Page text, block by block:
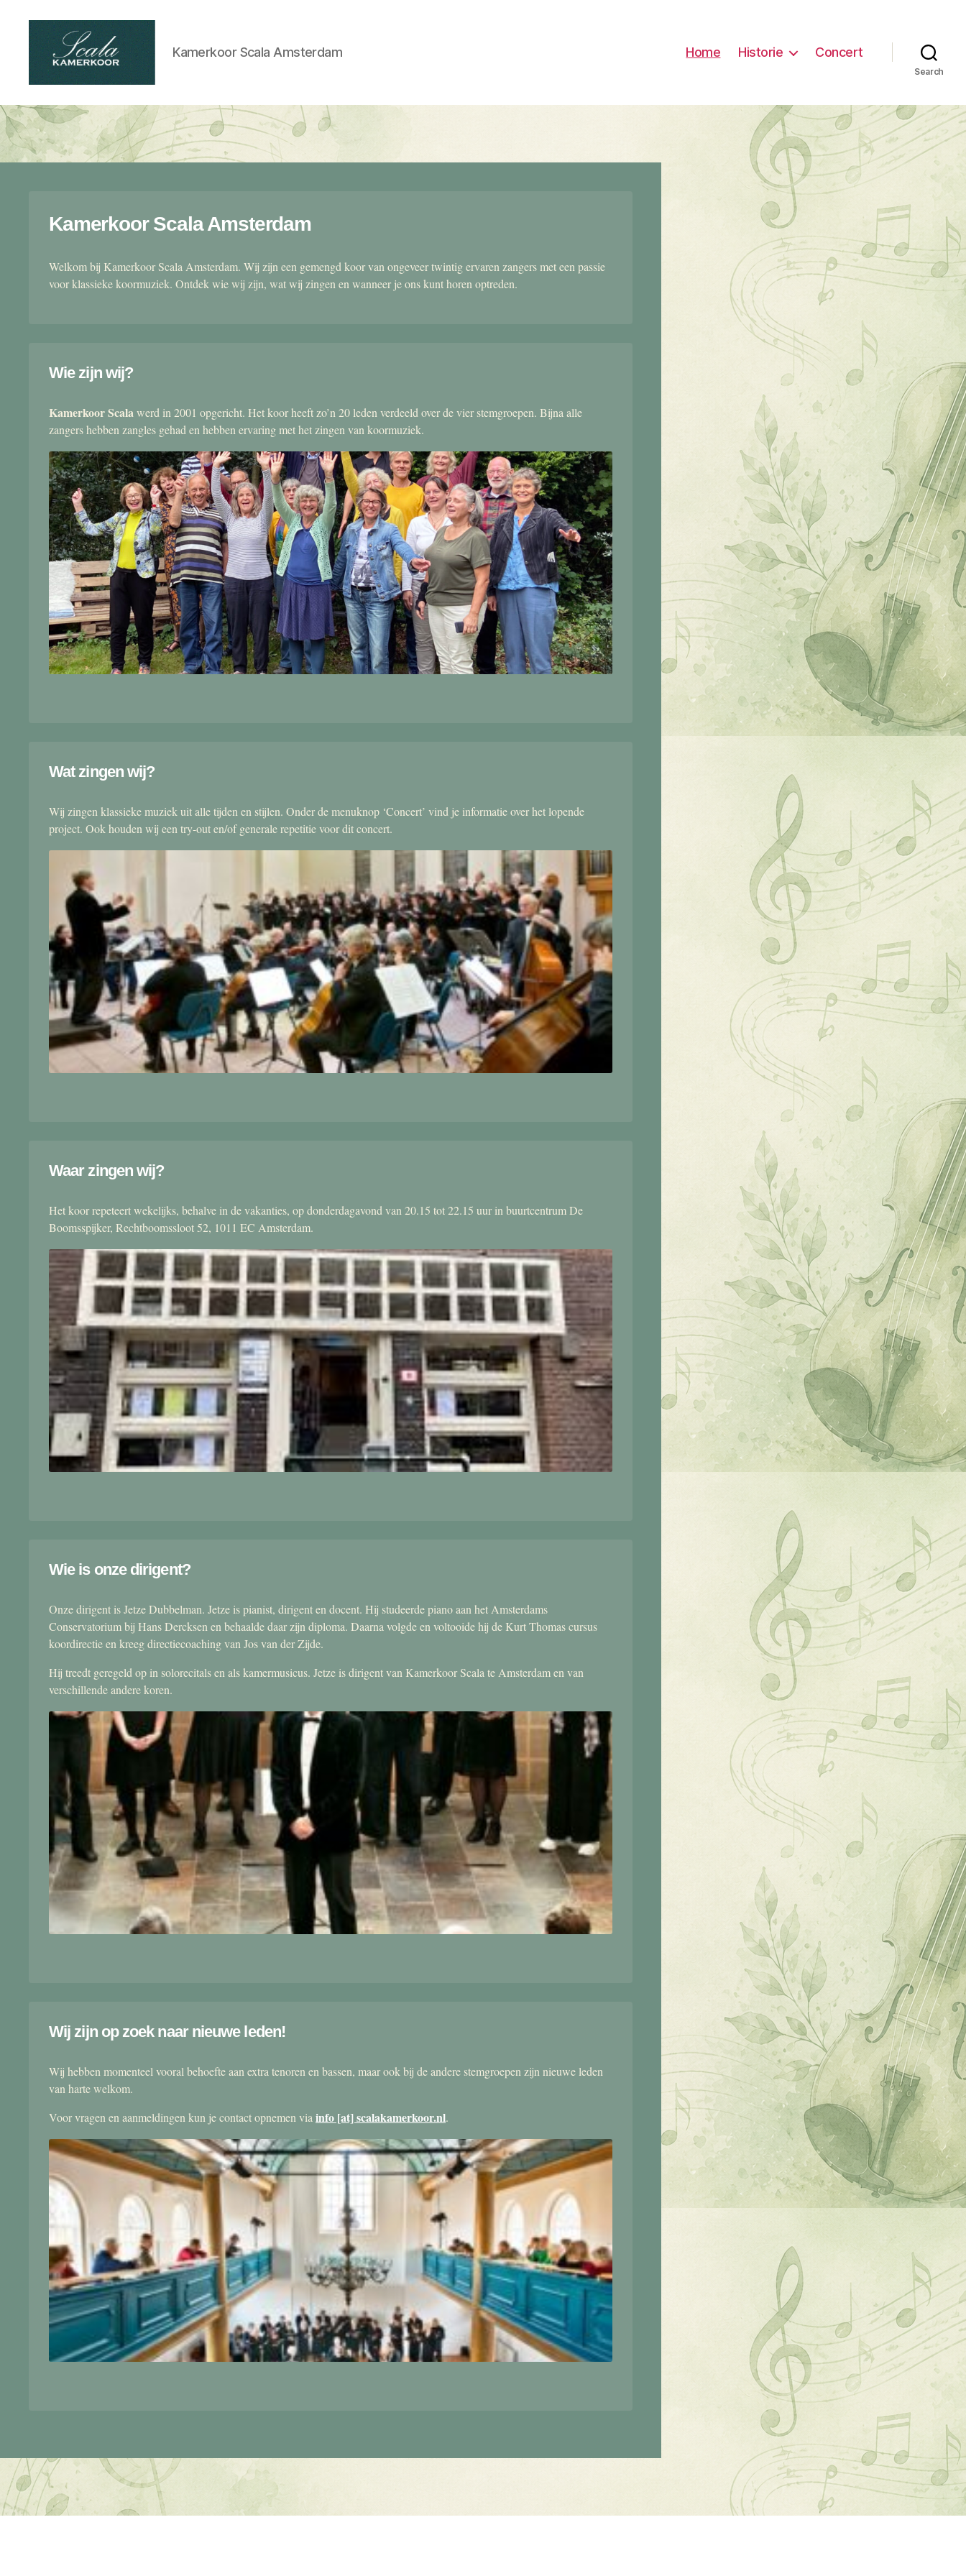
kamerkoor
Kamerkoor Scala Amsterdam Home Historie Concert
Search
Kamerkoor Scala Amsterdam
Welkom bij Kamerkoor Scala Amsterdam. Wij zijn een gemengd koor van ongeveer twintig ervaren zangers met een passie
voor klassieke koormuziek. Ontdek wie wij zijn, wat wij zingen en wanneer je ons kunt horen optreden.
Wie zijn wij?
Kamerkoor Scalawerd in 2001 opgericht. Het koor heeft zo’n 20 leden verdeeld over de vier stemgroepen. Bijna alle
zangers hebben zangles gehad en hebben ervaring met het zingen van koormuziek.
Wat zingen wij?
Wij zingen klassieke muziek uit alle tijden en stijlen. Onder de menuknop ‘Concert’ vind je informatie over het lopende
project. Ook houden wij een try-out en/of generale repetitie voor dit concert.
Waar zingen wij?
Het koor repeteert wekelijks, behalve in de vakanties, op donderdagavond van 20.15 tot 22.15 uur in buurtcentrum De
Boomsspijker, Rechtboomssloot 52, 1011 EC Amsterdam.
Wie is onze dirigent?
Onze dirigent is Jetze Dubbelman. Jetze is pianist, dirigent en docent. Hij studeerde piano aan het Amsterdams
Conservatorium bij Hans Dercksen en behaalde daar zijn diploma. Daarna volgde en voltooide hij de Kurt Thomas cursus
koordirectie en kreeg directiecoaching van Jos van der Zijde.
Hij treedt geregeld op in solorecitals en als kamermusicus. Jetze is dirigent van Kamerkoor Scala te Amsterdam en van
verschillende andere koren.
Wij zijn op zoek naar nieuwe leden!
Wij hebben momenteel vooral behoefte aan extra tenoren en bassen, maar ook bij de andere stemgroepen zijn nieuwe leden
van harte welkom.
Voor vragen en aanmeldingen kun je contact opnemen via info [at] scalakamerkoor.nl.